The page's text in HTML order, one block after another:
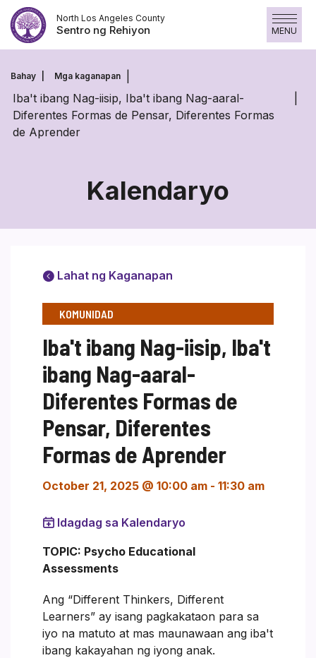
Laktawan
ang
nilalaman
North Los Angeles County
Sentro ng Rehiyon MENU
Bahay Mga kaganapan
Iba't ibang Nag-iisip, Iba't ibang Nag-aaral-
Diferentes Formas de Pensar, Diferentes Formas
de Aprender
Kalendaryo
Lahat ng Kaganapan
KOMUNIDAD
Iba't ibang Nag-iisip, Iba't
ibang Nag-aaral-
Diferentes Formas de
Pensar, Diferentes
Formas de Aprender
October 21, 2025 @ 10:00 am - 11:30 am
Idagdag sa Kalendaryo
TOPIC: Psycho Educational
Assessments
Ang “Different Thinkers, Different
Learners” ay isang pagkakataon para sa
iyo na matuto at mas maunawaan ang iba't
ibang kakayahan ng iyong anak.